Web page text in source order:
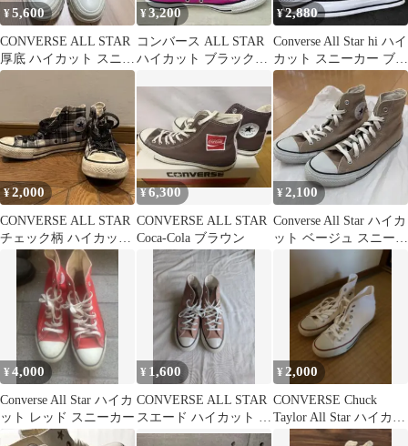
¥5,600
CONVERSE ALL STAR
厚底 ハイカット スニー
カー
¥3,200
コンバース ALL STAR
ハイカット ブラック
¥2,880
Converse All Star hi ハイ
カット スニーカー ブラ
ック
¥2,000
CONVERSE ALL STAR
チェック柄 ハイカット
スニーカー
¥6,300
CONVERSE ALL STAR
Coca-Cola ブラウン
¥2,100
Converse All Star ハイカ
ット ベージュ スニーカ
¥4,000
Converse All Star ハイカ
ット レッド スニーカー
¥ 1,600
CONVERSE ALL STAR
スエード ハイカット ピ
ンク
¥ 2,000
CONVERSE Chuck
Taylor All Star ハイカッ